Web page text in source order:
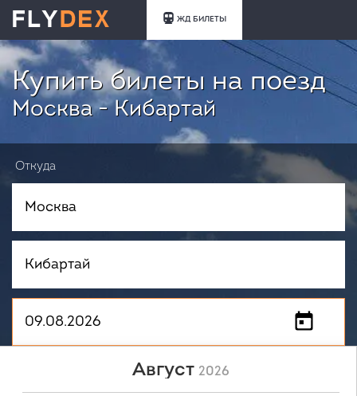
ЖД БИЛЕТЫ
Купить билеты на поезд
Москва - Кибартай
Откуда
НАЙТИ
Август 2026